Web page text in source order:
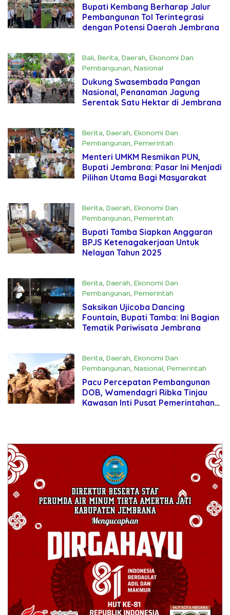
Mei 6, 2025
Bupati Kembang Berharap Jalur
Pembangunan Tol Terintegrasi
dengan Potensi Daerah Jembrana
Bali, Berita, Daerah, Ekonomi Dan
Pembangunan, Nasional
Januari 22, 2025
Dukung Swasembada Pangan
Nasional, Penanaman Jagung
Serentak Satu Hektar di Jembrana
Berita, Daerah, Ekonomi Dan
Pembangunan, Pemerintah
November 26, 2024
Menteri UMKM Resmikan PUN,
Bupati Jembrana: Pasar Ini Menjadi
Pilihan Utama Bagi Masyarakat
Berita, Daerah, Ekonomi Dan
Pembangunan, Pemerintah
November 26, 2024
Bupati Tamba Siapkan Anggaran
BPJS Ketenagakerjaan Untuk
Nelayan Tahun 2025
Berita, Daerah, Ekonomi Dan
Pembangunan, Pemerintah
November 26, 2024
Saksikan Ujicoba Dancing
Fountain, Bupati Tamba: Ini Bagian
Tematik Pariwisata Jembrana
Berita, Daerah, Ekonomi Dan
Pembangunan, Nasional, Pemerintah
November 19, 2024
Pacu Percepatan Pembangunan
DOB, Wamendagri Ribka Tinjau
Kawasan Inti Pusat Pemerintahan